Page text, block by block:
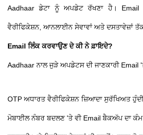
Aadhaar ਡੇਟਾ ਨੂੰ ਅਪਡੇਟ ਰੱਖਣਾ ਹੈ।
ਵੈਰੀਫਿਕੇਸ਼ਨ, ਆਨਲਾਈਨ ਸੇਵਾਵਾਂ ਅਤੇ ਦਸਤਾਵੇਜ਼ਾਂ
Email ਲਿੰਕ ਕਰਵਾਉਣ ਦੇ ਕੀ ਨੇ ਫ਼ਾਇਦੇ?
Aadhaar ਨਾਲ ਜੁੜੇ ਅਪਡੇਟਸ ਦੀ ਜਾਣਕਾਰੀ Email
OTP ਅਧਾਰਤ ਵੈਰੀਫਿਕੇਸ਼ਨ ਜ਼ਿਆਦਾ ਸੁਰੱਖਿਅਤ
ਮੋਬਾਈਲ ਨੰਬਰ ਬਦਲਣ 'ਤੇ ਵੀ Email ਬੈਕਅੱਪ ਦਾ ਕੰਮ